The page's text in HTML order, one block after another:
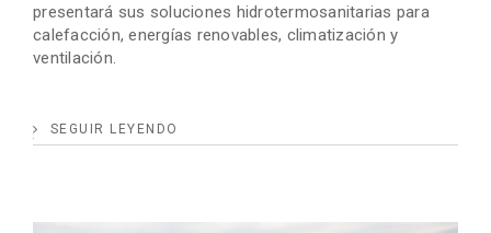
presentará sus soluciones hidrotermosanitarias para
calefacción, energías renovables, climatización y
ventilación.
SEGUIR LEYENDO